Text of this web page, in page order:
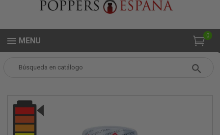
0
MENU
Medios Poppers